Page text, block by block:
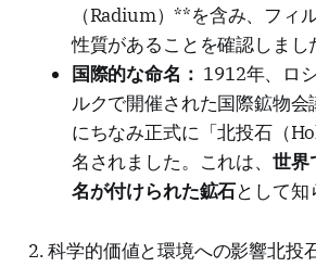
（Radium）**を含み、フィ
性質があることを確認しまし
国際的な命名： 1912年、ロ
ルクで開催された国際鉱物会
にちなみ正式に「北投石（
名されました。これは、 世界
名が付けられた鉱石として知
2. 科学的価値と環境への影響北投